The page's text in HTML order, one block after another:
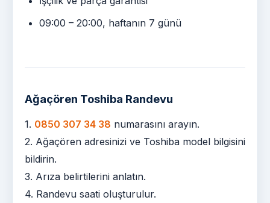
09:00 – 20:00, haftanın 7 günü
Ağaçören Toshiba Randevu
1. 0850 307 34 38 numarasını arayın.
2. Ağaçören adresinizi ve Toshiba model bilgisini
bildirin.
3. Arıza belirtilerini anlatın.
4. Randevu saati oluşturulur.